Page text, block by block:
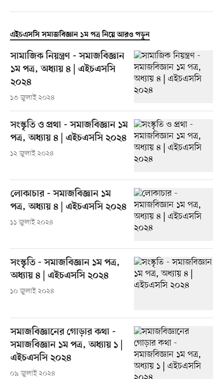
এইচএসসি সমাজবিজ্ঞান ১ম পত্র নিয়ে আরও পড়ুন
সামাজিক নিয়ন্ত্রণ - সমাজবিজ্ঞান
১ম পত্র, অধ্যায় ৪ | এইচএসসি
২০২৪
১৩ জুলাই ২০২৪
সংস্কৃতি ও প্রথা - সমাজবিজ্ঞান ১ম
পত্র, অধ্যায় ৪ | এইচএসসি ২০২৪
১২ জুলাই ২০২৪
লোকাচার - সমাজবিজ্ঞান ১ম
পত্র, অধ্যায় ৪ | এইচএসসি ২০২৪
১১ জুলাই ২০২৪
সংস্কৃতি - সমাজবিজ্ঞান ১ম পত্র,
অধ্যায় ৪ | এইচএসসি ২০২৪
১০ জুলাই ২০২৪
সমাজবিজ্ঞানের গোড়ার কথা -
সমাজবিজ্ঞান ১ম পত্র, অধ্যায় ১ |
এইচএসসি ২০২৪
০৯ জুলাই ২০২৪